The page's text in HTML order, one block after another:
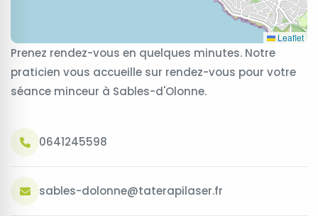
Leaflet
Prenez rendez-vous en quelques minutes. Notre
praticien vous accueille sur rendez-vous pour votre
séance minceur à Sables-d'Olonne.
0641245598
sables-dolonne@taterapilaser.fr